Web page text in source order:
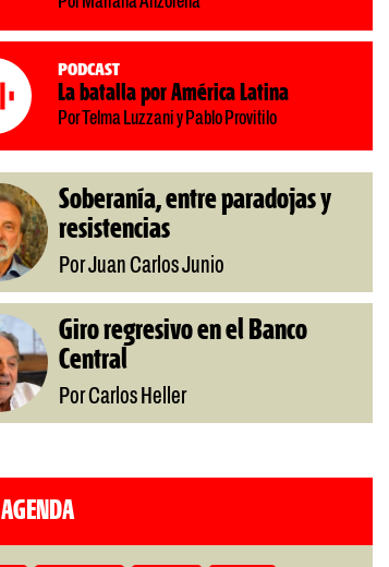
Podcast
La batalla por América Latina
Por Telma Luzzani y Pablo Provitilo
Soberanía, entre paradojas y
resistencias
Por Juan Carlos Junio
Giro regresivo en el Banco
Central
Por Carlos Heller
AGENDA